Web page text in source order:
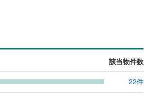
該当物件数
22件